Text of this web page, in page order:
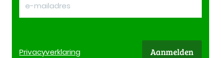
Privacyverklaring Aanmelden